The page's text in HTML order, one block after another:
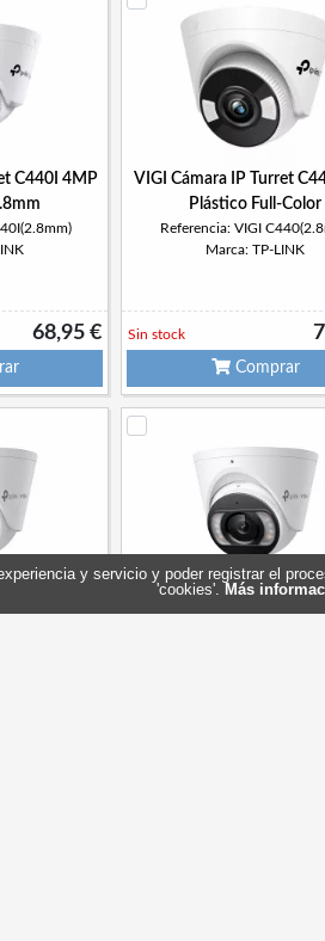
C440I 4MP
68,95 €
VIGI Cámara IP Turret
Plástico Full-Color
Referencia: VIGI
Marca: TP-LINK
Sin stock
Comprar
y servicio y poder registrar el
'cookies'. Más